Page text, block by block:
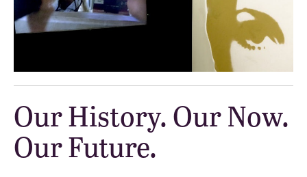
Our History. Our Now.
Our Future.